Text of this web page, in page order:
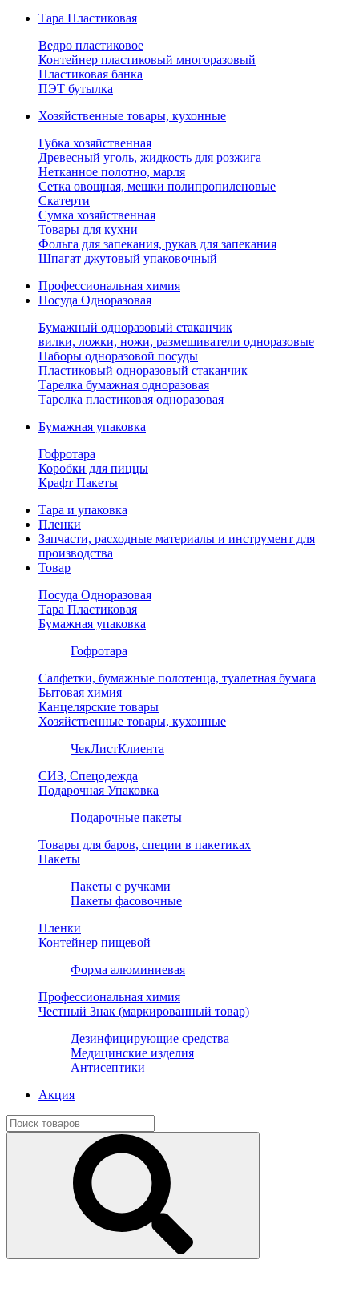
Тара Пластиковая
Ведро пластиковое
Контейнер пластиковый многоразовый
Пластиковая банка
ПЭТ бутылка
Хозяйственные товары, кухонные
Губка хозяйственная
Древесный уголь, жидкость для розжига
Нетканное полотно, марля
Сетка овощная, мешки полипропиленовые
Скатерти
Сумка хозяйственная
Товары для кухни
Фольга для запекания, рукав для запекания
Шпагат джутовый упаковочный
Профессиональная химия
Посуда Одноразовая
Бумажный одноразовый стаканчик
вилки, ложки, ножи, размешиватели одноразовые
Наборы одноразовой посуды
Пластиковый одноразовый стаканчик
Тарелка бумажная одноразовая
Тарелка пластиковая одноразовая
Бумажная упаковка
Гофротара
Коробки для пиццы
Крафт Пакеты
Тара и упаковка
Пленки
Запчасти, расходные материалы и инструмент для
производства
Товар
Посуда Одноразовая
Тара Пластиковая
Бумажная упаковка
Гофротара
Салфетки, бумажные полотенца, туалетная бумага
Бытовая химия
Канцелярские товары
Хозяйственные товары, кухонные
ЧекЛистКлиента
СИЗ, Спецодежда
Подарочная Упаковка
Подарочные пакеты
Товары для баров, специи в пакетиках
Пакеты
Пакеты с ручками
Пакеты фасовочные
Пленки
Контейнер пищевой
Форма алюминиевая
Профессиональная химия
Честный Знак (маркированный товар)
Дезинфицирующие средства
Медицинские изделия
Антисептики
Акция